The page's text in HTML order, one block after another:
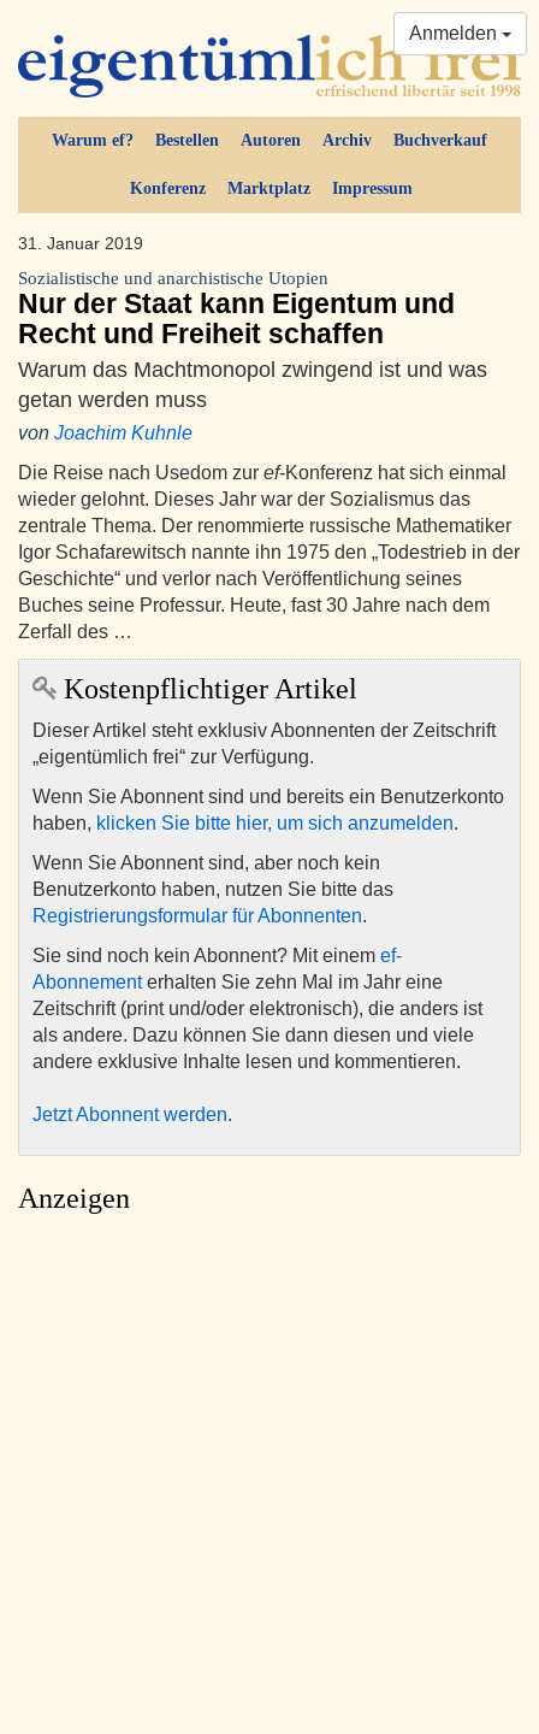
Warum ef? Bestellen Autoren Archiv Buchverkauf
Konferenz Marktplatz Impressum
Anmelden
31. Januar 2019
Sozialistische und anarchistische Utopien
Nur der Staat kann Eigentum und
Recht und Freiheit schaffen
Warum das Machtmonopol zwingend ist und was
getan werden muss
von Joachim Kuhnle
Die Reise nach Usedom zur ef-Konferenz hat sich einmal
wieder gelohnt. Dieses Jahr war der Sozialismus das
zentrale Thema. Der renommierte russische Mathematiker
Igor Schafarewitsch nannte ihn 1975 den „Todestrieb in der
Geschichte“ und verlor nach Veröffentlichung seines
Buches seine Professur. Heute, fast 30 Jahre nach dem
Zerfall des …
Kostenpflichtiger Artikel
Dieser Artikel steht exklusiv Abonnenten der Zeitschrift
„eigentümlich frei“ zur Verfügung.
Wenn Sie Abonnent sind und bereits ein Benutzerkonto
haben, klicken Sie bitte hier, um sich anzumelden.
Wenn Sie Abonnent sind, aber noch kein
Benutzerkonto haben, nutzen Sie bitte das
Registrierungsformular für Abonnenten.
Sie sind noch kein Abonnent? Mit einem ef-
Abonnementerhalten Sie zehn Mal im Jahr eine
Zeitschrift (print und/oder elektronisch), die anders ist
als andere. Dazu können Sie dann diesen und viele
andere exklusive Inhalte lesen und kommentieren.
Jetzt Abonnent werden.
Anzeigen